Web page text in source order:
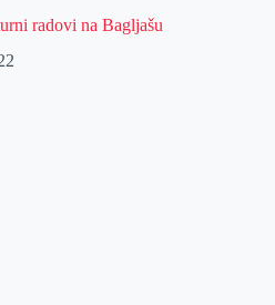
radovi na Bagljašu